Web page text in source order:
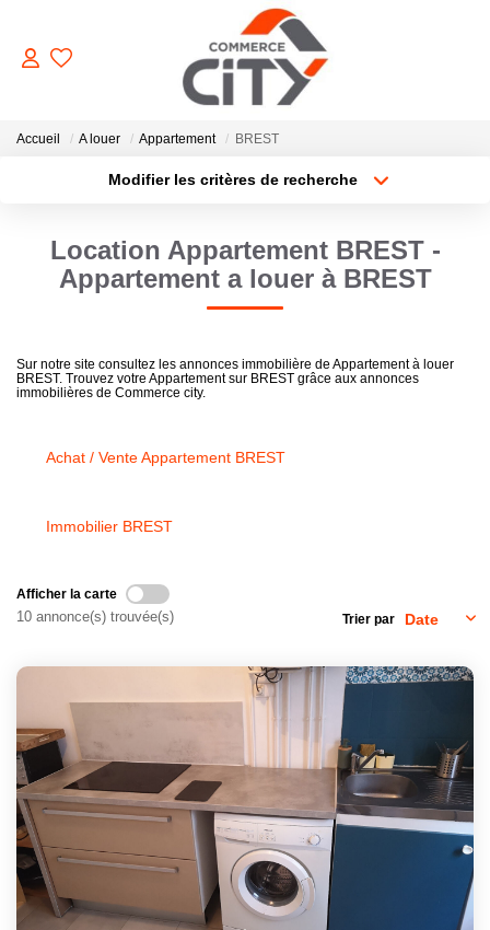
ACHETER
LOUER
Accueil A louer Appartement BREST
Modifier les critères de recherche
Sélectionnez...
Type de bien
Surface min
Créer une alerte
Location Appartement BREST -
Appartement a louer à BREST
Sur notre site consultez les annonces immobilière de Appartement à louer
BREST. Trouvez votre Appartement sur BREST grâce aux annonces
immobilières de Commerce city.
Achat / Vente Appartement BREST
Immobilier BREST
Afficher la carte
10 annonce(s) trouvée(s) Trier par